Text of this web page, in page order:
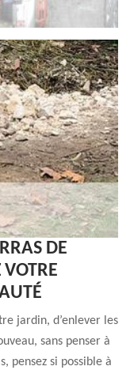
DE
jardin, d’enlever les
sans penser à
pensez si possible à